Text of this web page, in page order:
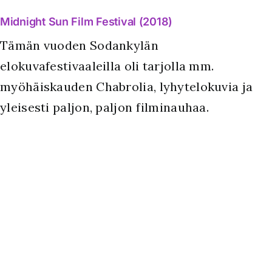
Midnight Sun Film Festival (2018)
Tämän vuoden Sodankylän
elokuvafestivaaleilla oli tarjolla mm.
myöhäiskauden Chabrolia, lyhytelokuvia ja
yleisesti paljon, paljon filminauhaa.